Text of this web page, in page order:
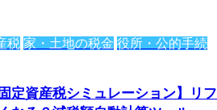
税 家・土地の税金 役所・公的手続
定資産税シミュレーション】リフ